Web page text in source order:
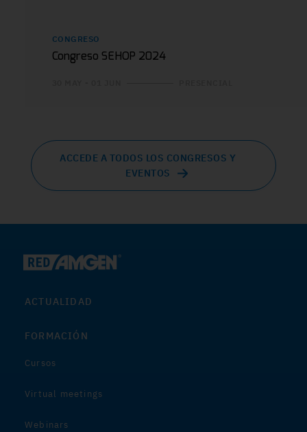
CONGRESO
Congreso SEHOP 2024
ACCEDE A TODOS LOS CONGRESOS Y
EVENTOS
ACTUALIDAD
FORMACIÓN
Cursos
Virtual meetings
Webinars